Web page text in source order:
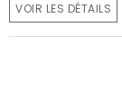
VOIR LES DÉTAILS